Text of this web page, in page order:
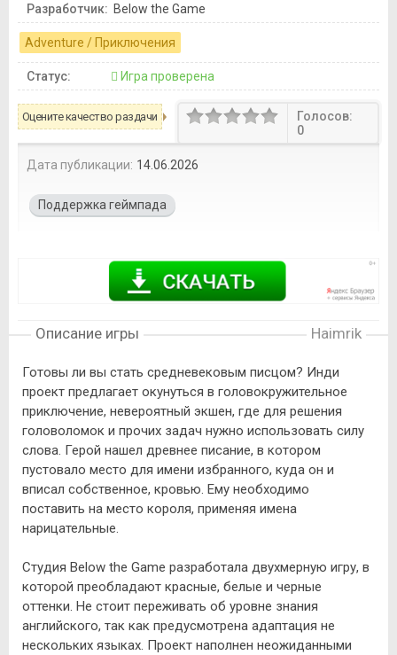
Разработчик: Below the Game
Adventure / Приключения
Статус: Игра проверена
Оцените качество раздачи
Голосов:
0
Дата публикации: 14.06.2026
Поддержка геймпада
Описание игры Haimrik
Готовы ли вы стать средневековым писцом? Инди
проект предлагает окунуться в головокружительное
приключение, невероятный экшен, где для решения
головоломок и прочих задач нужно использовать силу
слова. Герой нашел древнее писание, в котором
пустовало место для имени избранного, куда он и
вписал собственное, кровью. Ему необходимо
поставить на место короля, применяя имена
нарицательные.
Студия Below the Game разработала двухмерную игру, в
которой преобладают красные, белые и черные
оттенки. Не стоит переживать об уровне знания
английского, так как предусмотрена адаптация не
нескольких языках. Проект наполнен неожиданными